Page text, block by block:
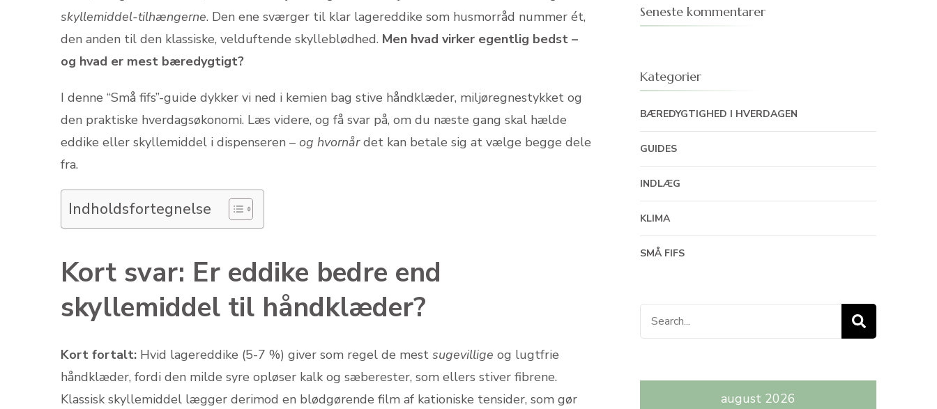
skyllemiddel-tilhængerne. Den ene sværger til klar lagereddike som husmorråd nummer ét,
den anden til den klassiske, velduftende skylleblødhed. Men hvad virker egentlig bedst –
og hvad er mest bæredygtigt?
I denne “Små fifs”-guide dykker vi ned i kemien bag stive håndklæder, miljøregnestykket og
den praktiske hverdagsøkonomi. Læs videre, og få svar på, om du næste gang skal hælde
eddike eller skyllemiddel i dispenseren – og hvornårdet kan betale sig at vælge begge dele
fra.
Indholdsfortegnelse
Kort svar: Er eddike bedre end
skyllemiddel til håndklæder?
Kort fortalt: Hvid lagereddike (5-7 %) giver som regel de mest sugevillige og lugtfrie
håndklæder, fordi den milde syre opløser kalk og sæberester, som ellers stiver fibrene.
Klassisk skyllemiddel lægger derimod en blødgørende film af kationiske tensider, som gør
Seneste kommentarer
Kategorier
BÆREDYGTIGHED I HVERDAGEN
GUIDES
INDLÆG
KLIMA
SMÅ FIFS
Search
for:
august 2026